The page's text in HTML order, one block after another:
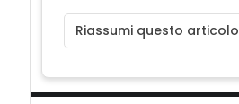
Riassumi questo articolo